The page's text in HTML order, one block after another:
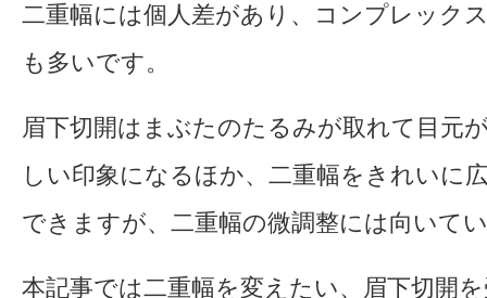
二重幅には個人差があり、コンプレック
も多いです。
眉下切開はまぶたのたるみが取れて目元
しい印象になるほか、二重幅をきれいに
できますが、二重幅の微調整には向いて
本記事では二重幅を変えたい、眉下切開